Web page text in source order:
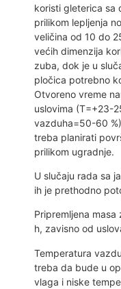
koristi gleterica sa
prilikom lepljenja
veličina od 10 do
većih dimenzija
zuba, dok je u
pločica potrebno
Otvoreno vreme
uslovima (T=+23-
vazduha=50-60
treba planirati
prilikom ugradnje.
U slučaju rada sa
ih je prethodno
Pripremljena
h, zavisno od
Temperatura
treba da bude u
vlaga i niske